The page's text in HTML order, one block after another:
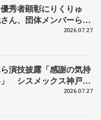
秀者顕彰にりくりゅ
さん、団体メンバーら
が表彰式、ブルーノ・
2026.07.27
演技披露「感謝の気持
シスメックス神戸ア
開場1周年イベント2026.07.27